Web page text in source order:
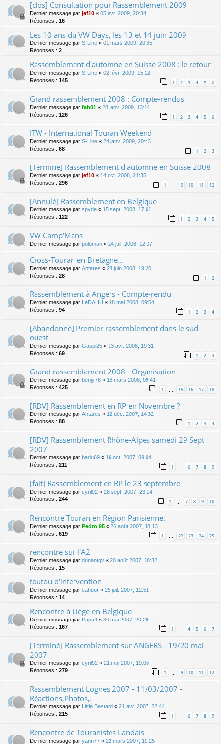
[clos] Consultation pour Rassemblement 2009
Dernier message par jef10 « 05 avr. 2009, 20:34
Réponses : 16
Les 10 ans du VW Days, les 13 et 14 juin 2009
Dernier message par S-Line « 01 mars 2009, 20:35
Réponses : 2
Rassemblement d'automne en Suisse 2008 : le retour
Dernier message par S-Line « 02 févr. 2009, 15:22
Réponses : 145 1 2 3 4 5 6
Grand rassemblement 2008 : Compte-rendus
Dernier message par fab01 « 28 janv. 2009, 13:14
Réponses : 126 1 2 3 4 5 6
ITW - International Touran Weekend
Dernier message par S-Line « 24 janv. 2009, 20:43
Réponses : 68 1 2 3
[Terminé] Rassemblement d'automne en Suisse 2008
Dernier message par jef10 « 14 oct. 2008, 21:35
Réponses : 296 1 9 10 11 12
[Annulé] Rassemblement en Belgique
Dernier message par spyde « 15 sept. 2008, 17:01
Réponses : 122 1 2 3 4 5
VW Camp'Mans
Dernier message par poloman « 24 juil. 2008, 12:07
Cross-Touran en Bretagne...
Dernier message par Antares « 23 juin 2008, 19:20
Réponses : 28 1 2
Rassemblement à Angers - Compte-rendu
Dernier message par LeDAHU « 18 mai 2008, 09:54
Réponses : 94 1 2 3 4
[Abandonné] Premier rassemblement dans le sud-
ouest
Dernier message par Gaspi25 « 13 avr. 2008, 19:31
Réponses : 69 1 2 3
Grand rassemblement 2008 - Organisation
Dernier message par benjy76 « 16 mars 2008, 09:41
Réponses : 425 1 … 15 16 17 18
[RDV] Rassemblement en RP en Novembre ?
Dernier message par Antares « 12 déc. 2007, 14:32
Réponses : 88 1 2 3 4
[RDV] Rassemblement Rhône-Alpes samedi 29 Sept
2007
Dernier message par badu69 « 16 oct. 2007, 09:04
Réponses : 211 1 … 6 7 8 9
[fait] Rassemblement en RP le 23 septembre
Dernier message par cyril92 « 28 sept. 2007, 23:14
Réponses : 244 1 7 8 9 10
Rencontre Touran en Région Parisienne.
Dernier message par Pedro 95 « 26 août 2007, 18:13
Réponses : 619 1 22 23 24 25
rencontre sur l'A2
Dernier message par dunantgv « 20 août 2007, 18:32
Réponses : 15
toutou d'intervention
Dernier message par cahoor « 25 juil. 2007, 12:51
Réponses : 14
Rencontre à Liège en Belgique
Dernier message par Papa4 « 30 mai 2007, 20:29
Réponses : 167 1 4 5 6 7
[Terminé] Rassemblement sur ANGERS - 19/20 mai
2007
Dernier message par cyril92 « 21 mai 2007, 19:06
Réponses : 279 1 9 10 11 12
Rassemblement Lognes 2007 - 11/03/2007 -
Réactions,Photos,.
Dernier message par Little Bastard « 21 avr. 2007, 22:44
Réponses : 215 1 6 7 8 9
Rencontre de Touranistes Landais
Dernier message par yann77 « 22 mars 2007, 19:25